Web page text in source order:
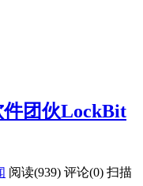
团伙LockBit
阅读(939) 评论(0) 扫描